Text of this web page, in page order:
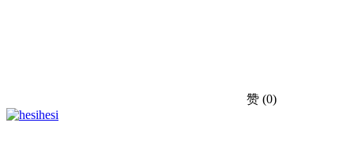
赞 (0)
hesi